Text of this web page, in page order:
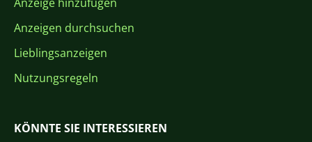
Anzeigen durchsuchen
Lieblingsanzeigen
Nutzungsregeln
KÖNNTE SIE INTERESSIEREN